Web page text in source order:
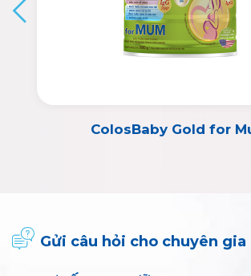
ColosBaby Gold for
Gửi câu hỏi cho chuyên gia